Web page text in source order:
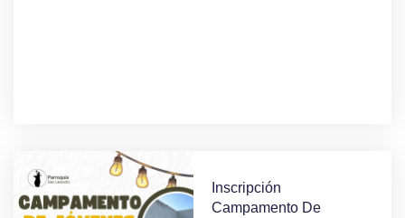
Inscripción
Campamento De